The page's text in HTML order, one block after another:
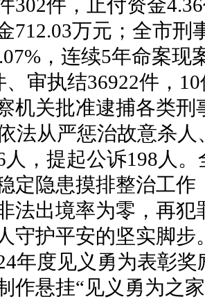
302件，止付资金
712.03万元；全市
，连续5年命案
、审执结36922件，
机关批准逮捕各类刑
法从严惩治故意杀
人，提起公诉198人
定隐患摸排整治工
法出境率为零，再
守护平安的坚实脚步
年度见义勇为表彰
作悬挂“见义勇为之